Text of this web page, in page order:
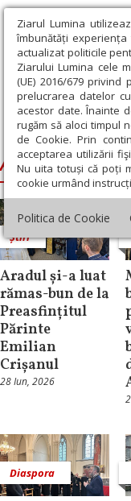
Ziarul Lumina
îmbunătăți
actualizat politicile
Ziarului Lumina cele
(UE) 2016/679
prelucrarea datelor
acestor date. Înainte
rugăm să aloci timpul
de Cookie. Prin
acceptarea utilizării
Nu uita totuși că poți
cookie urmând
Politica de Cookie
Ziarul Lumina ›
Arhiepiscopia
Știri
Aradul și-a luat
rămas-bun de la
Preasfințitul
Părinte
Emilian
Crișanul
28 Iun, 2026
Diaspora